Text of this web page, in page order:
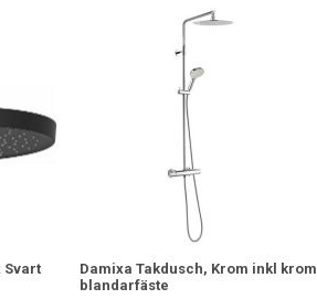
Svart
Damixa Takdusch, Krom inkl krom
blandarfäste